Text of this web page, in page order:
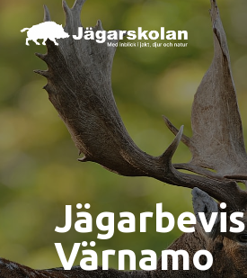
Jägarbevis
Värnamo